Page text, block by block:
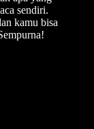
sendiri.
kamu bisa